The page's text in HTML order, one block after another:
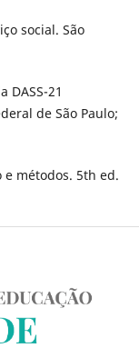
social. São
DASS-21
de São Paulo;
e métodos. 5th ed.